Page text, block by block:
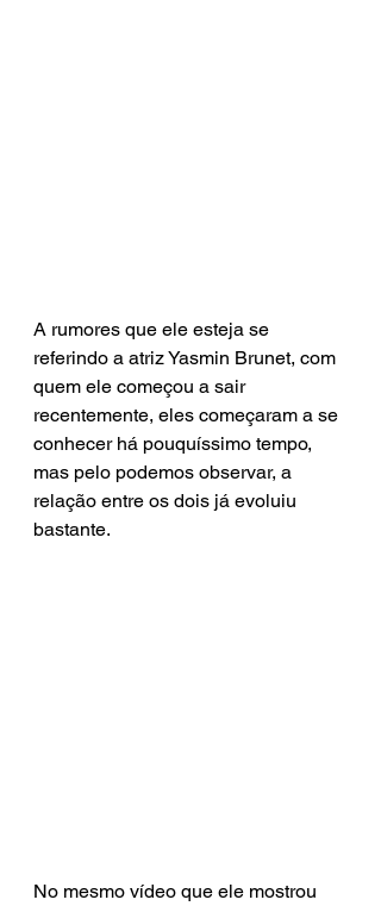
A rumores que ele esteja se
referindo a atriz Yasmin Brunet, com
quem ele começou a sair
recentemente, eles começaram a se
conhecer há pouquíssimo tempo,
mas pelo podemos observar, a
relação entre os dois já evoluiu
bastante.
No mesmo vídeo que ele mostrou